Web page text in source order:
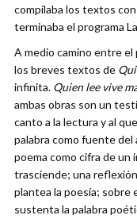
compilaba los textos
terminaba el programa
A medio camino entre el
los breves textos de
infinita. Quien lee vive
ambas obras son un
canto a la lectura y al
palabra como fuente del
poema como cifra de un
trasciende; una
plantea la poesía; sobre
sustenta la palabra